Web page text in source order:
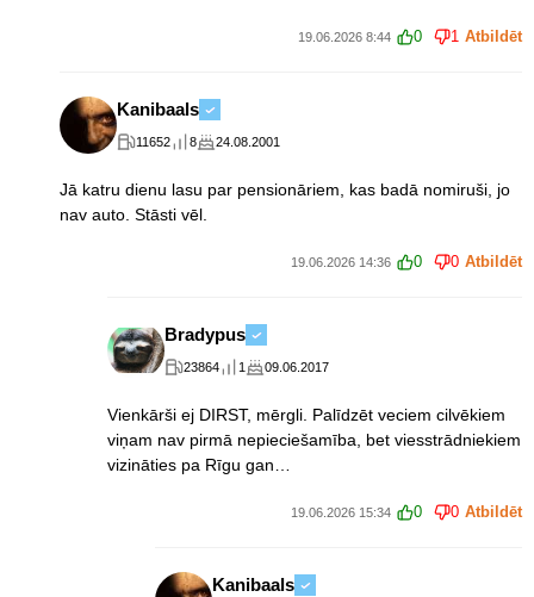
19.06.2026 8:44 0 1 Atbildēt
Kanibaals
11652 8 24.08.2001
Jā katru dienu lasu par pensionāriem, kas badā nomiruši, jo
nav auto. Stāsti vēl.
19.06.2026 14:36 0 0 Atbildēt
Bradypus
23864 1 09.06.2017
Vienkārši ej DIRST, mērgli. Palīdzēt veciem cilvēkiem
viņam nav pirmā nepieciešamība, bet viesstrādniekiem
vizināties pa Rīgu gan…
19.06.2026 15:34 0 0 Atbildēt
Kanibaals